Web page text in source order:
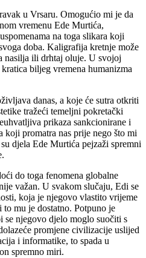
u Vrsaru. Omogućio mi je da
vremenu Ede Murtića,
na toga slikara koji
doba. Kaligrafija kretnje može
nasilja ili drhtaj oluje. U svojoj
biljeg vremena humanizma
danas, a koje će sutra otkriti
tražeći temeljni pokretački
prikaza sankcionirane i
koji promatra nas prije nego što mi
djela Ede Murtića pejzaži spremni
do toga fenomena globalne
važan. U svakom slučaju, Edi se
koja je njegovo vlastito vrijeme
to mu je dostatno. Potpuno je
se njegovo djelo moglo suočiti s
promjene civilizacije uslijed
i informatike, to spada u
spremno miri.